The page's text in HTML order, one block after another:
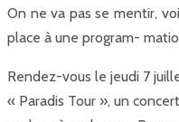
On ne va pas se mentir,
place à une program-
Rendez-vous le jeudi 7
« Paradis Tour », un